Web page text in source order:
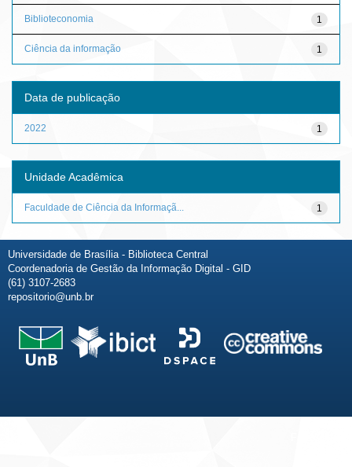
1
Biblioteconomia
1
Ciência da informação
Data de publicação
1
2022
Unidade Acadêmica
1
Faculdade de Ciência da Informaçã...
Universidade de Brasília - Biblioteca Central
Coordenadoria de Gestão da Informação Digital - GID
(61) 3107-2683
repositorio@unb.br